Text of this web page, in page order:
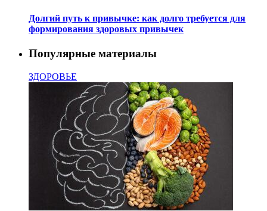
Долгий путь к привычке: как долго требуется для
формирования здоровых привычек
Популярные материалы
ЗДОРОВЬЕ